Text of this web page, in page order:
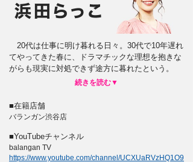
20代は仕事に明け暮れる日々。30代で10年遅れ
てやってきた春に、ドラマチックな理想を抱きな
がらも現実に対処できず途方に暮れたという。
■在籍店舗
バランガン渋谷店
■YouTubeチャンネル
balangan TV
https://www.youtube.com/channel/UCXUaRVzHQ1O9